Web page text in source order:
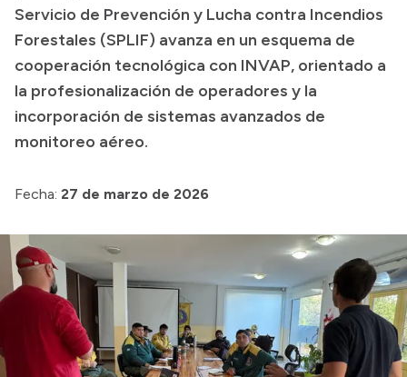
Compras y licitaciones
Consulta de expedientes
Consulta de pago a proveedores
Convocatorias
Intranet
Servicio de Prevención y Lucha contra Incendios
Forestales (SPLIF) avanza en un esquema de
cooperación tecnológica con INVAP, orientado a
la profesionalización de operadores y la
incorporación de sistemas avanzados de
monitoreo aéreo.
Fecha: 27 de marzo de 2026